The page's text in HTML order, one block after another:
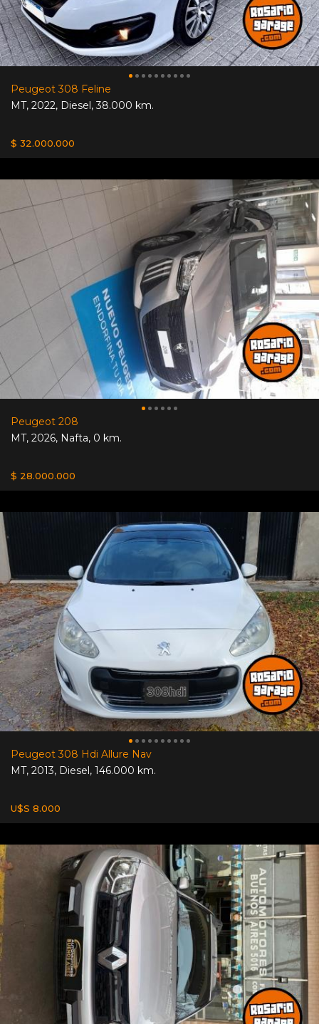
Peugeot 308 Feline
MT, 2022, Diesel,38.000 km.
$ 32.000.000
Peugeot 208
MT, 2026, Nafta, 0 km.
$ 28.000.000
Peugeot 308 Hdi Allure Nav
MT, 2013, Diesel, 146.000 km.
U$S 8.000